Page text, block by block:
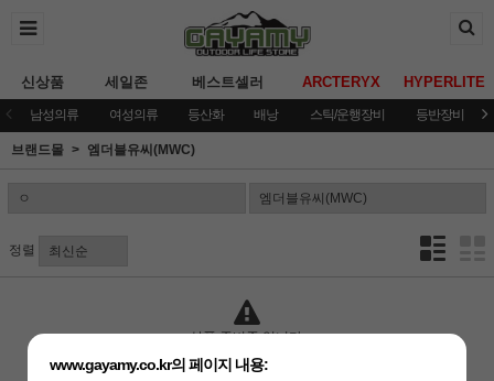
신상품 세일존 베스트셀러 ARCTERYX HYPERLITE
남성의류 여성의류 등산화 배낭 스틱/운행장비 등반장비
브랜드몰 엠더블유씨(MWC)
정렬
상품 준비중 입니다.
www.gayamy.co.kr의 페이지 내용: